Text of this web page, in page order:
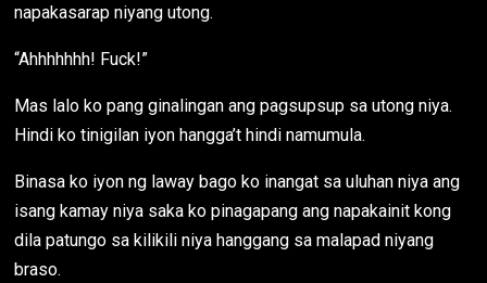
napakasarap niyang utong.
“Ahhhhhhh! Fuck!”
Mas lalo ko pang ginalingan ang pagsupsup sa utong niya.
Hindi ko tinigilan iyon hangga’t hindi namumula.
Binasa ko iyon ng laway bago ko inangat sa uluhan niya ang
isang kamay niya saka ko pinagapang ang napakainit kong
dila patungo sa kilikili niya hanggang sa malapad niyang
braso.